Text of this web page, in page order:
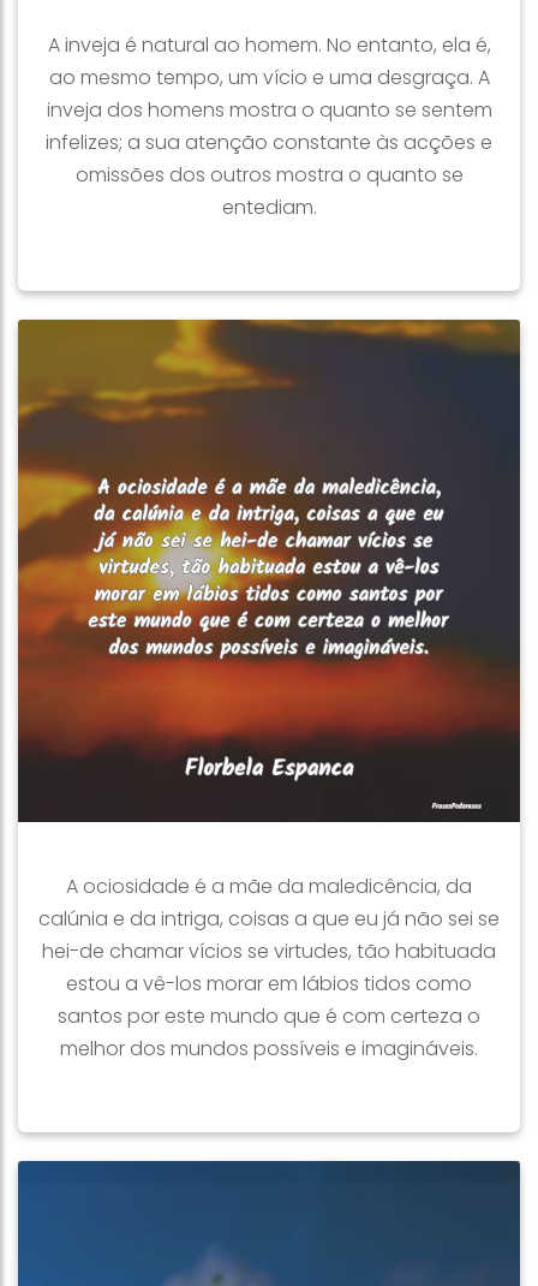
A inveja é natural ao homem. No entanto, ela é,
ao mesmo tempo, um vício e uma desgraça. A
inveja dos homens mostra o quanto se sentem
infelizes; a sua atenção constante às acções e
omissões dos outros mostra o quanto se
entediam.
A ociosidade é a mãe da maledicência, da
calúnia e da intriga, coisas a que eu já não sei se
hei-de chamar vícios se virtudes, tão habituada
estou a vê-los morar em lábios tidos como
santos por este mundo que é com certeza o
melhor dos mundos possíveis e imagináveis.